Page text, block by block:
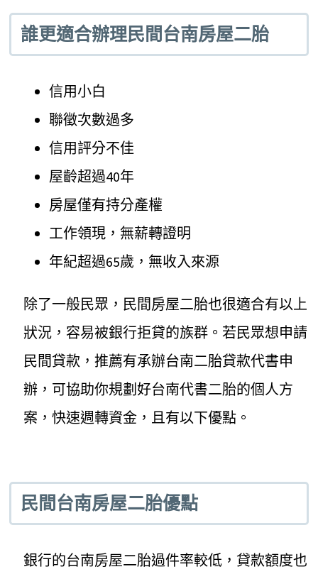
誰更適合辦理民間台南房屋二胎
信用小白
聯徵次數過多
信用評分不佳
屋齡超過40年
房屋僅有持分產權
工作領現，無薪轉證明
年紀超過65歲，無收入來源
除了一般民眾，民間房屋二胎也很適合有以上
狀況，容易被銀行拒貸的族群。若民眾想申請
民間貸款，推薦有承辦台南二胎貸款代書申
辦，可協助你規劃好台南代書二胎的個人方
案，快速週轉資金，且有以下優點。
民間台南房屋二胎優點
銀行的台南房屋二胎過件率較低，貸款額度也